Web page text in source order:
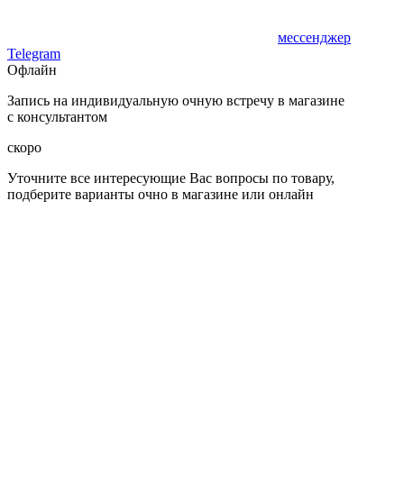
мессенджер
Telegram
Офлайн
Запись на индивидуальную очную встречу в магазине
с консультантом
скоро
Уточните все интересующие Вас вопросы по товару,
подберите варианты очно в магазине или онлайн